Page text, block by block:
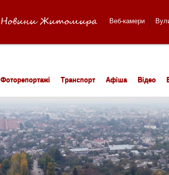
Веб-камери
Фоторепортажі Транспорт Афіша Відео